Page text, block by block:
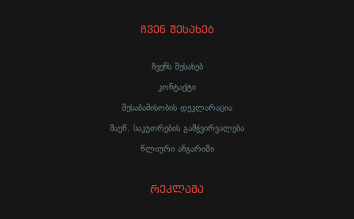
ჩვენ შესახებ
ჩვენს შესახებ
კონტაქტი
შესაბამისობის დეკლარაცია
მაუწ. საკუთრების გამჭვირვალება
წლიური ანგარიში
რეკლამა